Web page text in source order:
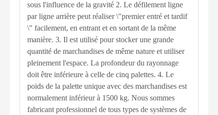
sous l'influence de la gravité 2. Le défilement ligne
par ligne arrière peut réaliser \"premier entré et tardif
\" facilement, en entrant et en sortant de la même
manière. 3. Il est utilisé pour stocker une grande
quantité de marchandises de même nature et utiliser
pleinement l'espace. La profondeur du rayonnage
doit être inférieure à celle de cinq palettes. 4. Le
poids de la palette unique avec des marchandises est
normalement inférieur à 1500 kg. Nous sommes
fabricant professionnel de tous types de systèmes de